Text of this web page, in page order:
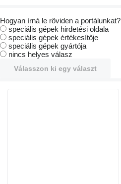
Hogyan írná le röviden a portálunkat?
speciális gépek hirdetési oldala
speciális gépek értékesítője
speciális gépek gyártója
nincs helyes válasz
Válasszon ki egy választ